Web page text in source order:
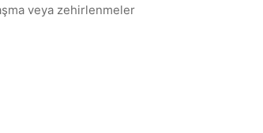
veya zehirlenmeler